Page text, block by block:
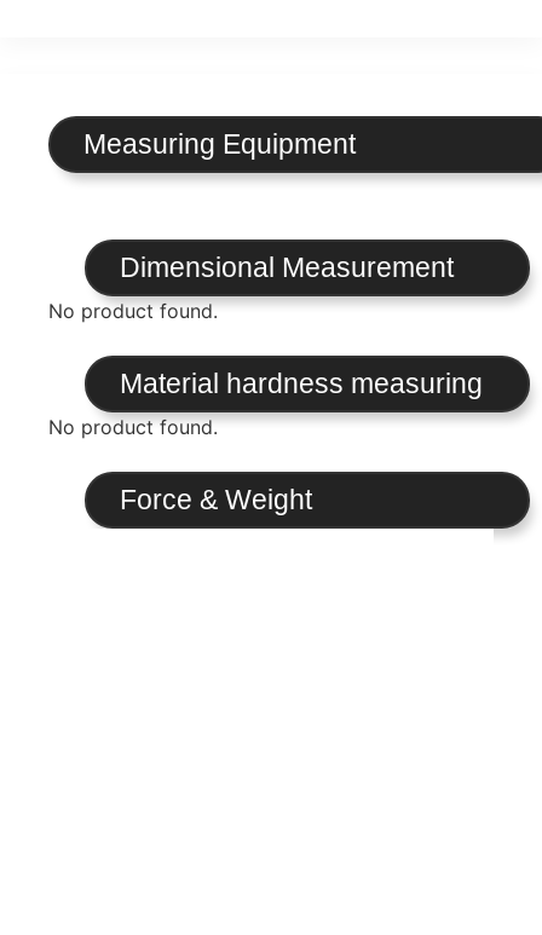
Measuring Equipment
Dimensional Measurement
No product found.
Material hardness measuring
No product found.
Force & Weight